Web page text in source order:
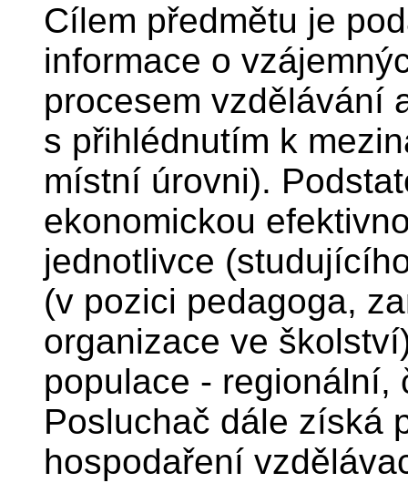
Cílem předmětu je
informace o
procesem vzdělávání
s přihlédnutím k
místní úrovni).
ekonomickou
jednotlivce
(v pozici pedagoga,
organizace ve
populace - regionální,
Posluchač dále získá
hospodaření